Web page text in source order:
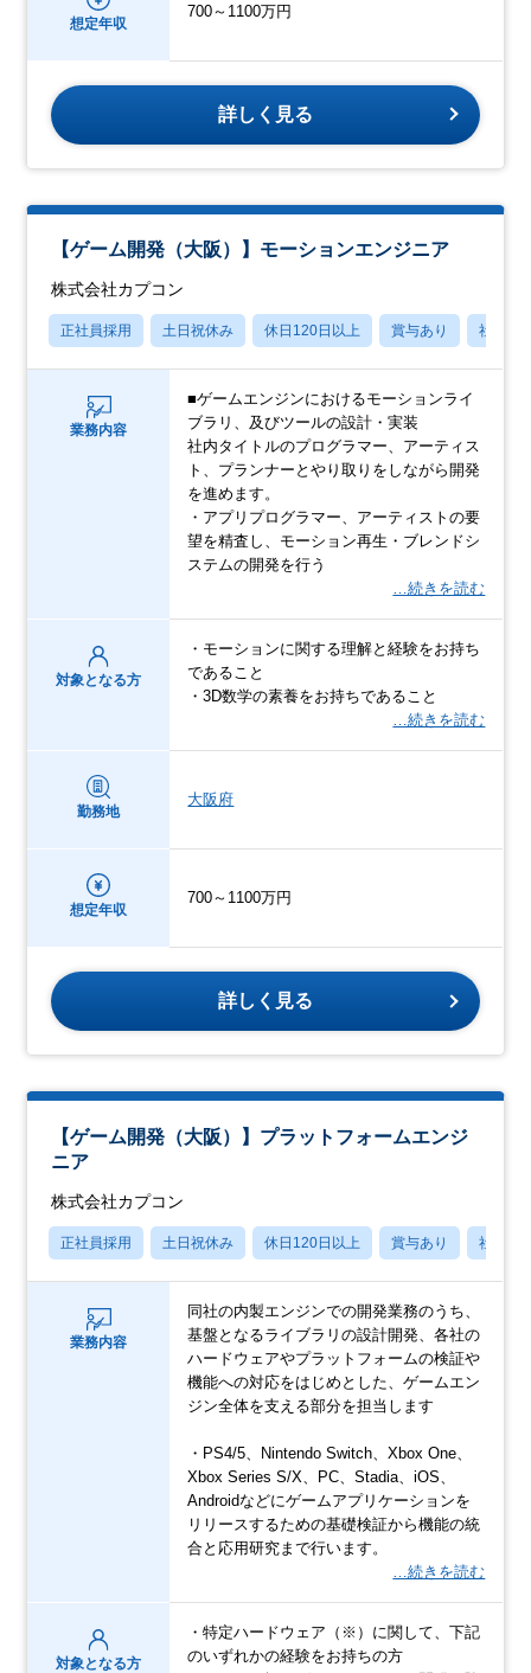
想定年収
700～1100万円
詳しく見る
【ゲーム開発（大阪）】モーションエンジニア
株式会社カプコン
正社員採用 土日祝休み 休日120日以上 賞与あり 社宅・
業務内容
■ゲームエンジンにおけるモーションライ
ブラリ、及びツールの設計・実装
社内タイトルのプログラマー、アーティス
ト、プランナーとやり取りをしながら開発
を進めます。
・アプリプログラマー、アーティストの要
望を精査し、モーション再生・ブレンドシ
ステムの開発を行う
…続きを読む
対象となる方
・モーションに関する理解と経験をお持ち
であること
・3D数学の素養をお持ちであること
…続きを読む
勤務地
大阪府
想定年収
700～1100万円
詳しく見る
【ゲーム開発（大阪）】プラットフォームエンジ
ニア
株式会社カプコン
正社員採用 土日祝休み 休日120日以上 賞与あり 社宅・
業務内容
同社の内製エンジンでの開発業務のうち、
基盤となるライブラリの設計開発、各社の
ハードウェアやプラットフォームの検証や
機能への対応をはじめとした、ゲームエン
ジン全体を支える部分を担当します
・PS4/5、Nintendo Switch、Xbox One、
Xbox Series S/X、PC、Stadia、iOS、
Androidなどにゲームアプリケーションを
リリースするための基礎検証から機能の統
合と応用研究まで行います。
…続きを読む
対象となる方
・特定ハードウェア（※）に関して、下記
のいずれかの経験をお持ちの方